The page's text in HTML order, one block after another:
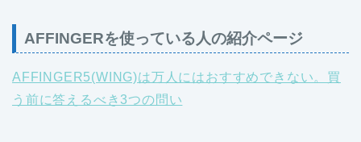
AFFINGERを使っている人の紹介ページ
AFFINGER5(WING)は万人にはおすすめできない。買
う前に答えるべき3つの問い